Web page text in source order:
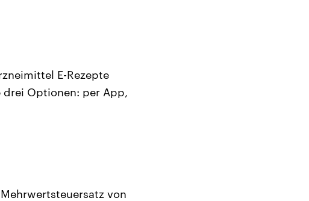
E-Rezepte
drei Optionen: per App,
von